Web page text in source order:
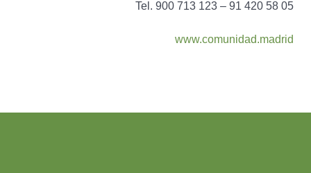
Tel. 900 713 123 – 91 420 58 05
www.comunidad.madrid